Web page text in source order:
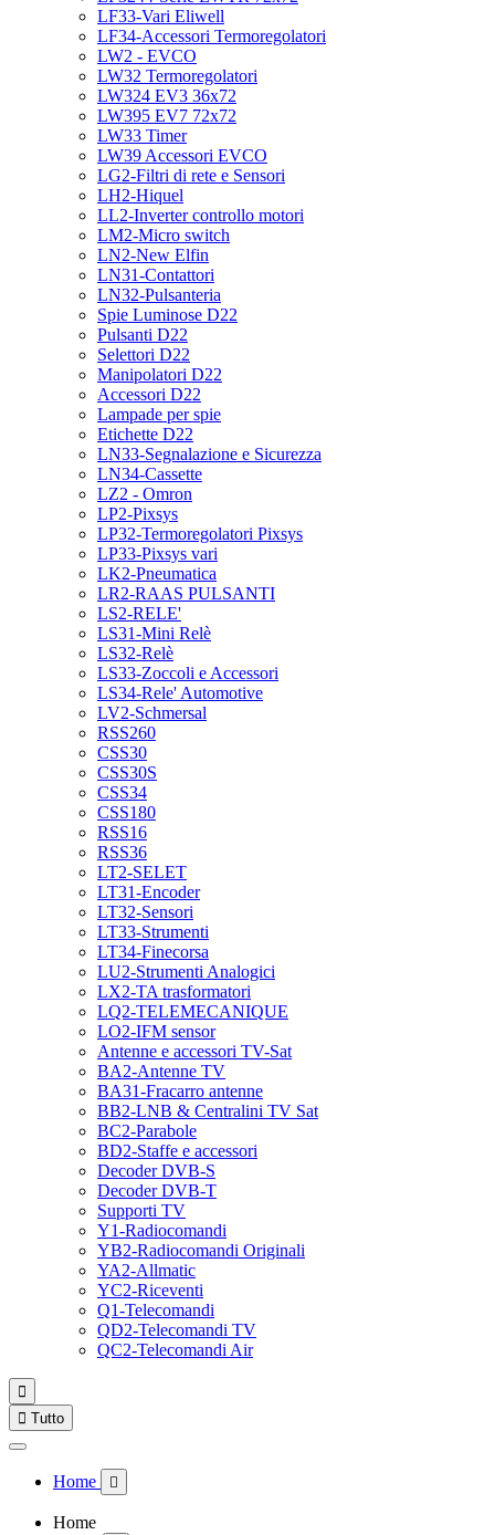
LF33-Vari Eliwell
LF34-Accessori Termoregolatori
LW2 - EVCO
LW32 Termoregolatori
LW324 EV3 36x72
LW395 EV7 72x72
LW33 Timer
LW39 Accessori EVCO
LG2-Filtri di rete e Sensori
LH2-Hiquel
LL2-Inverter controllo motori
LM2-Micro switch
LN2-New Elfin
LN31-Contattori
LN32-Pulsanteria
Spie Luminose D22
Pulsanti D22
Selettori D22
Manipolatori D22
Accessori D22
Lampade per spie
Etichette D22
LN33-Segnalazione e Sicurezza
LN34-Cassette
LZ2 - Omron
LP2-Pixsys
LP32-Termoregolatori Pixsys
LP33-Pixsys vari
LK2-Pneumatica
LR2-RAAS PULSANTI
LS2-RELE'
LS31-Mini Relè
LS32-Relè
LS33-Zoccoli e Accessori
LS34-Rele' Automotive
LV2-Schmersal
RSS260
CSS30
CSS30S
CSS34
CSS180
RSS16
RSS36
LT2-SELET
LT31-Encoder
LT32-Sensori
LT33-Strumenti
LT34-Finecorsa
LU2-Strumenti Analogici
LX2-TA trasformatori
LQ2-TELEMECANIQUE
LO2-IFM sensor
Antenne e accessori TV-Sat
BA2-Antenne TV
BA31-Fracarro antenne
BB2-LNB & Centralini TV Sat
BC2-Parabole
BD2-Staffe e accessori
Decoder DVB-S
Decoder DVB-T
Supporti TV
Y1-Radiocomandi
YB2-Radiocomandi Originali
YA2-Allmatic
YC2-Riceventi
Q1-Telecomandi
QD2-Telecomandi TV
QC2-Telecomandi Air

 Tutto
Home 
Home